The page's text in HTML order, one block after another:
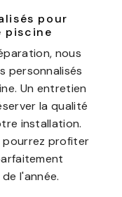
pour
piscine
nous
personnalisés
Un entretien
la qualité
installation.
pourrez profiter
l'année.